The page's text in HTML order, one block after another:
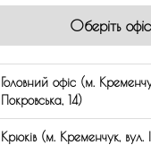
Оберіть офіс
Головний офіс (м.
Покровська, 14)
Крюків (м. Кременчук, вул.